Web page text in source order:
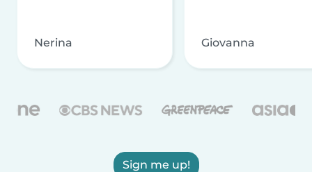
Nerina Giovanna
Sign me up!